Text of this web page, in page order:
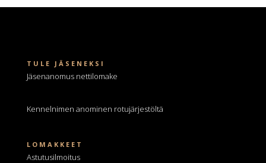
TULE JÄSENEKSI
Jäsenanomus nettilomake
Kennelnimen anominen rotujärjestöltä
LOMAKKEET
Astutusilmoitus